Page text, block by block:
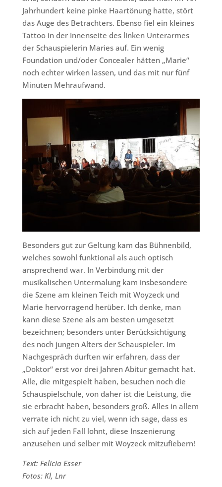
Jahrhundert keine pinke Haartönung hatte, stört
das Auge des Betrachters. Ebenso fiel ein kleines
Tattoo in der Innenseite des linken Unterarmes
der Schauspielerin Maries auf. Ein wenig
Foundation und/oder Concealer hätten „Marie“
noch echter wirken lassen, und das mit nur fünf
Minuten Mehraufwand.
Besonders gut zur Geltung kam das Bühnenbild,
welches sowohl funktional als auch optisch
ansprechend war. In Verbindung mit der
musikalischen Untermalung kam insbesondere
die Szene am kleinen Teich mit Woyzeck und
Marie hervorragend herüber. Ich denke, man
kann diese Szene als am besten umgesetzt
bezeichnen; besonders unter Berücksichtigung
des noch jungen Alters der Schauspieler. Im
Nachgespräch durften wir erfahren, dass der
„Doktor“ erst vor drei Jahren Abitur gemacht hat.
Alle, die mitgespielt haben, besuchen noch die
Schauspielschule, von daher ist die Leistung, die
sie erbracht haben, besonders groß. Alles in allem
verrate ich nicht zu viel, wenn ich sage, dass es
sich auf jeden Fall lohnt, diese Inszenierung
anzusehen und selber mit Woyzeck mitzufiebern!
Text: Felicia Esser
Fotos: Kl, Lnr